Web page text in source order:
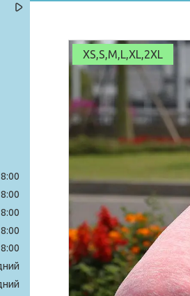
XS,S,M,L,XL,2XL